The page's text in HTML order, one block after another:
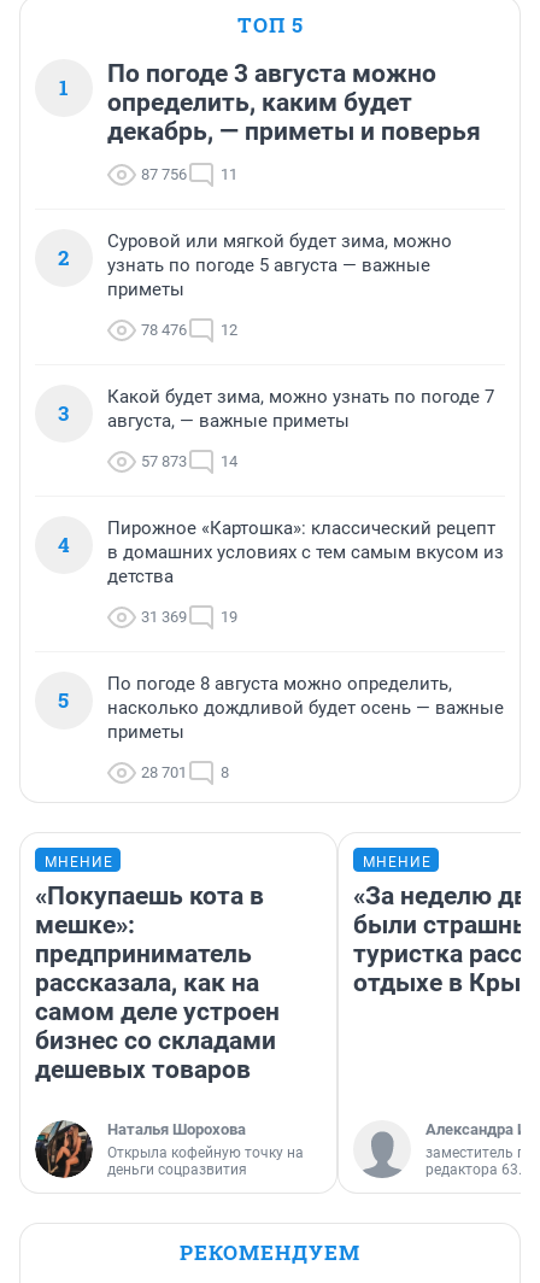
ТОП 5
1
По погоде 3 августа можно
определить, каким будет
декабрь, — приметы и поверья
87 756 11
2
Суровой или мягкой будет зима, можно
узнать по погоде 5 августа — важные
приметы
78 476 12
3
Какой будет зима, можно узнать по погоде 7
августа, — важные приметы
57 873 14
4
Пирожное «Картошка»: классический рецепт
в домашних условиях с тем самым вкусом из
детства
31 369 19
5
По погоде 8 августа можно определить,
насколько дождливой будет осень — важные
приметы
28 701 8
МНЕНИЕ
«Покупаешь кота в
мешке»:
предприниматель
рассказала, как на
самом деле устроен
бизнес со складами
дешевых товаров
Наталья Шорохова
Открыла кофейную точку на
деньги соцразвития
МНЕНИЕ
«За неделю
были
туристка
отдыхе в
Александра
заместитель
редактора 63.RU
РЕКОМЕНДУЕМ